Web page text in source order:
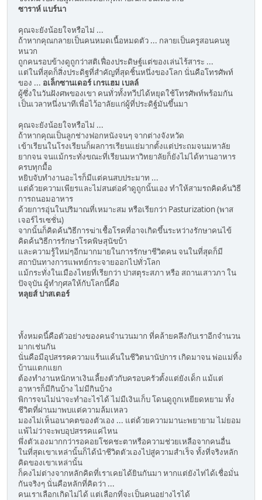
ซาราห์ แบร์นา
คุณจะยังน้อยใจหรือไม่ ...
ถ้าหากคุณกลายเป็นคนหมดเนื้อหมดตัว ... กลายเป็นครูสอนคนหู
หนวก
ถูกคนรอบข้างดูถูกว่าสติเฟื่องประดิษฐ์แต่ของเล่นไร้สาระ ...
แต่ในที่สุดก็สิ่งประดิฐที่สำคัญที่สุดชิ้นหนึ่งของโลก นั่นคือโทรศัพท์
ของ ... อเล็กซานเดอร์ เกรแฮม เบลล์
ผู้ซึ่งในวันฝังศพของเขา คนทั่วทั้งทวีปได้หยุดใช้โทรศัพท์พร้อมกัน
เป็นเวลาหนึ่งนาทีเพื่อไว้อาลัยแก่ผู้ที่ประดิฐ์มันขึ้นมา
คุณจะยังน้อยใจหรือไม่ ...
ถ้าหากคุณเป็นลูกช่างฟอกหนังจนๆ จากต่างจังหวัด
เข้าเรียนในโรงเรียนก็ผลการเรียนแย่มากตั้งแต่ประถมจนมหาลัย
ยากจน จนแม้กระทั่งขณะที่เรียนมหาวิทยาลัยก็ยังไม่ได้ทานอาหาร
ครบทุกมื้อ
หยิบจับทำงานอะไรก็มีแต่คนสบประมาท ...
แต่ด้วยความเพียรและไม่สนต่อคำดูถูกนั้นเอง ทำให้สามรถคิดค้นวิธี
การถนอมอาหาร
ด้วยการอุ่นในปริมาณที่เหมาะสม หรือเรียกว่า Pasturization (พาส
เจอร์ไรเซชั่น)
จากนั้นก็คิดค้นวิธีการฆ่าเชื้อโรคที่อาจเกิดขึ้นระหว่างรักษาคนไข้
คิดค้นวิธีการรักษาโรคพิษสุนัขบ้า
และความรู้ใหม่ๆอีกมากมายในการรักษาชีวิตคน จนในที่สุดก็มี
สถาบันทางการแพทย์กระจายออกไปทั่วโลก
แม้กระทั่งในเมืองไทยที่เรียกว่า ปาสตุระสภา หรือ สถานเสาวภา ใน
ปัจจุบัน ผู้ทำกุศลให้กับโลกนี้คือ
หลุยส์ ปาสเตอร์
ทั้งหมดนี้คือตัวอย่างของคนจำนวนมาก ที่คล้ายคลึงกับเราอีกจำนวน
มากเช่นกัน
นั่นคือมีอุปสรรคความแร้นแค้นในชีวิตนานัปการ เกิดมาจน พ่อแม่ทิ้ง
บ้านแตกแยก
ต้องทำงานหนักหาเงินเลี้ยงตัวกับครอบครัวตั้งแต่ยังเด็ก แม้แต่
อาหารก็มีกินบ้าง ไม่มีกินบ้าง
พิการจนไม่น่าจะทำอะไรได้ ไม่มีเงินเก็บ โดนดูถูกเหยียดหยาม ทั้ง
ชีวิตที่ผ่านมาพบแต่ความล้มเหลว
มองไม่เห็นอนาคตของตัวเอง ... แต่ด้วยความมานะพยายาม ไม่ยอม
แพ้ไม่ว่าจะพบอุปสรรคแค่ไหน
พึ่งตัวเองมากกว่ารอคอยโชคชะตาหรือความช่วยเหลือจากคนอื่น
ในที่สุดเขาเหล่านั้นก็ได้นำชีวิตตัวเองไปสู่ความสำเร็จ ทั้งที่จริงหลัก
คิดของเขาเหล่านั้น
ก็คงไม่ต่างจากหลักคิดที่เราเคยได้ยินกันมา หากแต่ยังไท่ได้เชื่อมั่น
กันจริงๆ นั่นคือหลักที่คิดว่า ...
คนเราเลือกเกิดไม่ได้ แต่เลือกที่จะเป็นคนอย่างไรได้